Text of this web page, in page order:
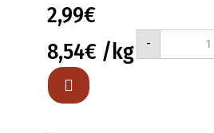
2,99€
8,54€ /kg -
NESTLE
CRISP
